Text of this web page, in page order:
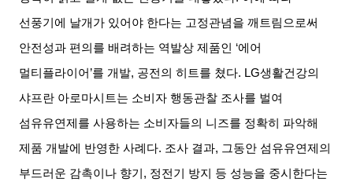
선풍기에 날개가 있어야 한다는 고정관념을 깨트림으로써
안전성과 편의를 배려하는 역발상 제품인 ‘에어
멀티플라이어 ’를 개발, 공전의 히트를 쳤다. LG생활건강의
샤프란 아로마시트는 소비자 행동관찰 조사를 벌여
섬유유연제를 사용하는 소비자들의 니즈를 정확히 파악해
제품 개발에 반영한 사례다. 조사 결과, 그동안 섬유유연제의
부드러운 감촉이나 향기 , 정전기 방지 등 성능을 중시한다는